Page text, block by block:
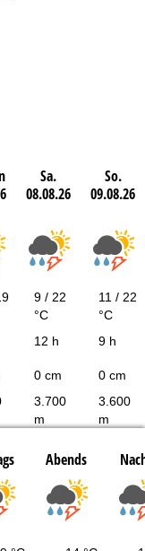
Sa.
08.08.26
So.
09.08.26
9 / 22
°C
11 / 22
°C
12 h 9 h
0 cm 0 cm
3.700
m
3.600
m
Abends